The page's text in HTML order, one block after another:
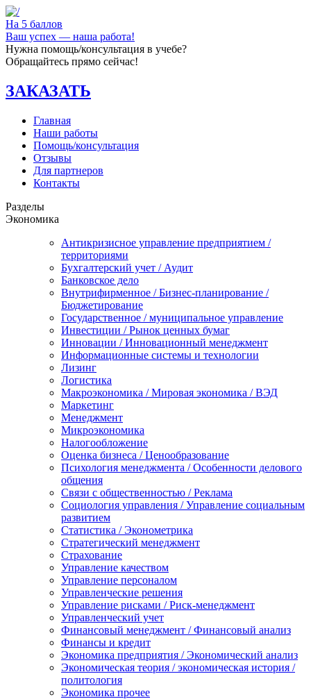
На 5 баллов
Ваш успех — наша работа!
Нужна помощь/консультация в учебе?
Обращайтесь прямо сейчас!
ЗАКАЗАТЬ
Главная
Наши работы
Помощь/консультация
Отзывы
Для партнеров
Контакты
Разделы
Экономика
Антикризисное управление предприятием /
территориями
Бухгалтерский учет / Аудит
Банковское дело
Внутрифирменное / Бизнес-планирование /
Бюджетирование
Государственное / муниципальное управление
Инвестиции / Рынок ценных бумаг
Инновации / Инновационный менеджмент
Информационные системы и технологии
Лизинг
Логистика
Макроэкономика / Мировая экономика / ВЭД
Маркетинг
Менеджмент
Микроэкономика
Налогообложение
Оценка бизнеса / Ценообразование
Психология менеджмента / Особенности делового
общения
Связи с общественностью / Реклама
Социология управления / Управление социальным
развитием
Статистика / Эконометрика
Стратегический менеджмент
Страхование
Управление качеством
Управление персоналом
Управленческие решения
Управление рисками / Риск-менеджмент
Управленческий учет
Финансовый менеджмент / Финансовый анализ
Финансы и кредит
Экономика предприятия / Экономический анализ
Экономическая теория / экономическая история /
политология
Экономика прочее